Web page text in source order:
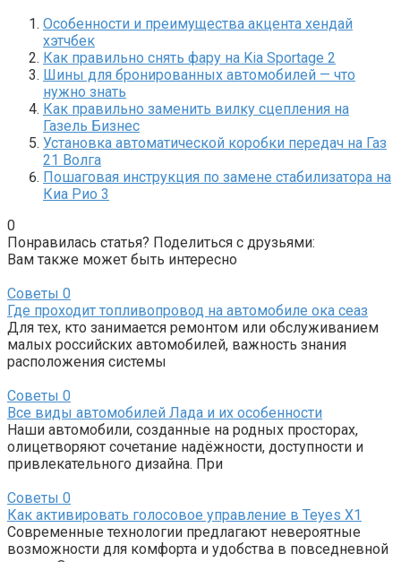
Особенности и преимущества акцента хендай
хэтчбек
Как правильно снять фару на Kia Sportage 2
Шины для бронированных автомобилей — что
нужно знать
Как правильно заменить вилку сцепления на
Газель Бизнес
Установка автоматической коробки передач на Газ
21 Волга
Пошаговая инструкция по замене стабилизатора на
Киа Рио 3
0
Понравилась статья? Поделиться с друзьями:
Вам также может быть интересно
Советы 0
Где проходит топливопровод на автомобиле ока сеаз
Для тех, кто занимается ремонтом или обслуживанием
малых российских автомобилей, важность знания
расположения системы
Советы 0
Все виды автомобилей Лада и их особенности
Наши автомобили, созданные на родных просторах,
олицетворяют сочетание надёжности, доступности и
привлекательного дизайна. При
Советы 0
Как активировать голосовое управление в Teyes X1
Современные технологии предлагают невероятные
возможности для комфорта и удобства в повседневной